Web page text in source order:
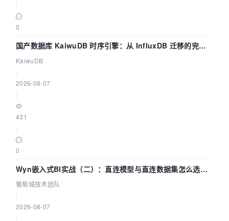
0
国产数据库 KaiwuDB 时序引擎：从 InfluxDB 迁移的完整
技术路径
KaiwuDB
2026-08-07
431
0
Wyn嵌入式BI实战（二）：直连模型与直连数据集怎么选，
参数为什么不生效？| 葡萄城技术团队
葡萄城技术团队
2026-08-07